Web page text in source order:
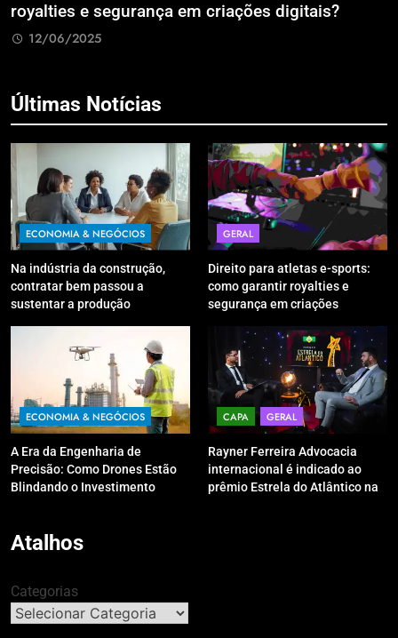
royalties e segurança em criações digitais?
12/06/2025
Últimas Notícias
ECONOMIA & NEGÓCIOS
Na indústria da construção,
contratar bem passou a
sustentar a produção
GERAL
Direito para atletas e-sports:
como garantir royalties e
segurança em criações
ECONOMIA & NEGÓCIOS
A Era da Engenharia de
Precisão: Como Drones Estão
Blindando o Investimento
CAPA GERAL
Rayner Ferreira Advocacia
internacional é indicado ao
prêmio Estrela do Atlântico na
Atalhos
Categorias